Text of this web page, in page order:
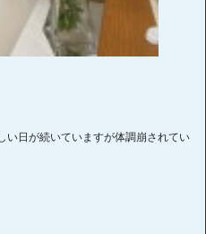
い日が続いていますが体調崩されてい